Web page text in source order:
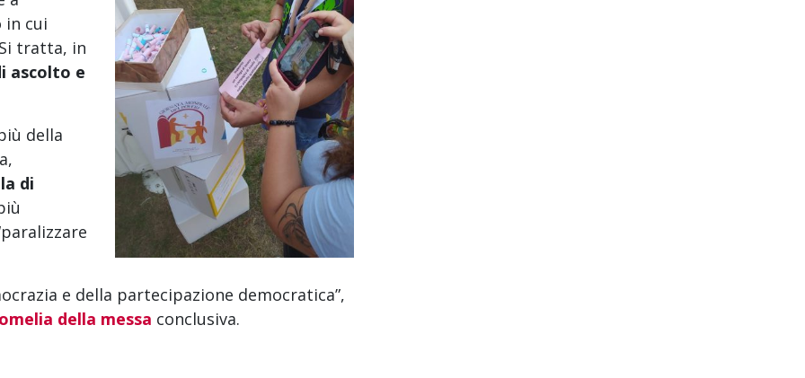
in cui
tratta, in
ascolto e
della
di
e della partecipazione democratica”,
della messa conclusiva.